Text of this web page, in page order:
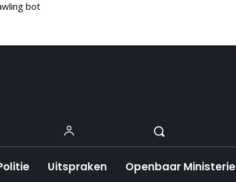
Uitspraken Openbaar Ministerie